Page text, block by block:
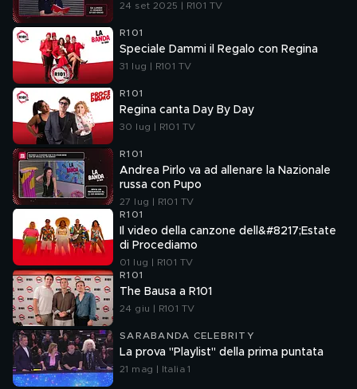
24 set 2025 | R101 TV
R101
Speciale Dammi il Regalo con Regina
31 lug | R101 TV
R101
Regina canta Day By Day
30 lug | R101 TV
R101
Andrea Pirlo va ad allenare la Nazionale
russa con Pupo
27 lug | R101 TV
R101
Il video della canzone dell&#8217;Estate
di Procediamo
01 lug | R101 TV
R101
The Bausa a R101
24 giu | R101 TV
SARABANDA CELEBRITY
La prova "Playlist" della prima puntata
21 mag | Italia 1